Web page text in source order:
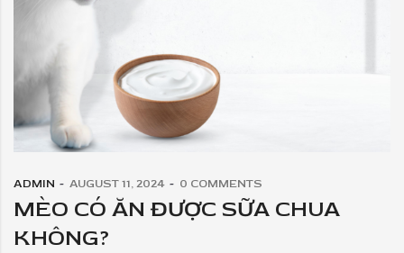
ADMIN AUGUST 11, 2024 0 COMMENTS
MÈO CÓ ĂN ĐƯỢC SỮA CHUA
KHÔNG?